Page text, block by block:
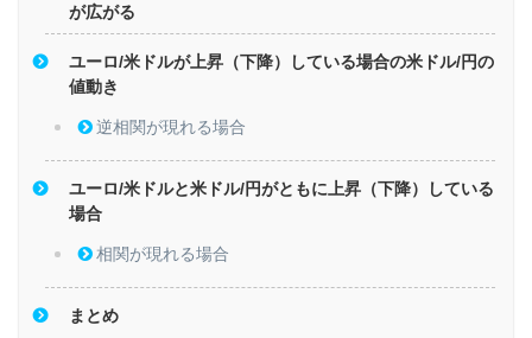
が広がる
ユーロ/米ドルが上昇（下降）している場合の米ドル/円の
値動き
逆相関が現れる場合
ユーロ/米ドルと米ドル/円がともに上昇（下降）している
場合
相関が現れる場合
まとめ